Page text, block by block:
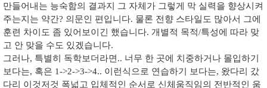
만들어내는 능숙함의 결과지 그 자체가 그렇게 막 실력을 향상시켜
주는지는 약간? 의문인 편입니다. 물론 전향 스타일도 많아서 그에
훈련 차이도 좀 있어보이긴 했습니다. 개별적 목적/특성에 따라 맞
고 안 맞을 수도 있겠습니다.
그러나, 특별히 독학보더라면.. 너무 한 곳에 치중하거나 몰입하기
보다는, 혹은 1->2->3->4.. 이런식으로 연습하기 보다는, 왔다리 갔
다리 이것저것 폭넓고 입체적인 순서로 신체움직임의 전반적인 움